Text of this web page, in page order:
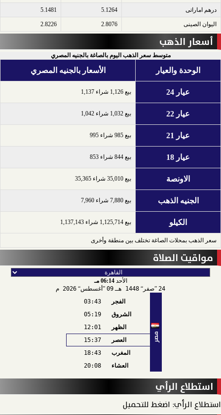
درهم اماراتى​ 5.1264
5.1481
اليوان الصينى​ 2.8076
2.8226
أسعار الذهب
متوسط سعر الذهب اليوم بالصاغة بالجنيه المصري
الوحدة والعيار الأسعار بالجنيه المصري
عيار 24 بيع 1,126 شراء 1,137
عيار 22 بيع 1,032 شراء 1,042
عيار 21 بيع 985 شراء 995
عيار 18 بيع 844 شراء 853
الاونصة بيع 35,010 شراء 35,365
الجنيه الذهب بيع 7,880 شراء 7,960
الكيلو بيع 1,125,714 شراء 1,137,143
سعر الذهب بمحلات الصاغة تختلف بين منطقة وأخرى
مواقيت الصلاة
الأحد06:14 مـ
24 صفر 1448 هـ 09 أغسطس 2026 م
مصر
الفجر
03:43
الشروق
05:19
الظهر
12:01
العصر
15:37
المغرب
18:43
العشاء
20:08
استطلاع الرأي
استطلاع الرأي: اضغط للتحميل